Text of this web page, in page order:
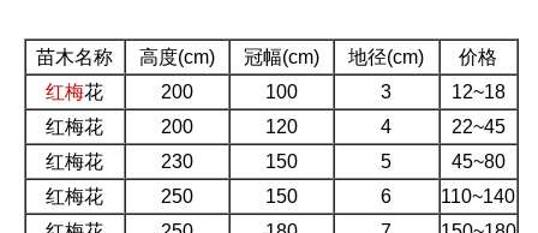
苗木名称 高度(cm) 冠幅(cm) 地径(cm)
价格
红梅花 200 100 3
12~18
红梅花
200 120 4
22~45
红梅花
230 150 5
45~80
红梅花
250 150 6
110~140